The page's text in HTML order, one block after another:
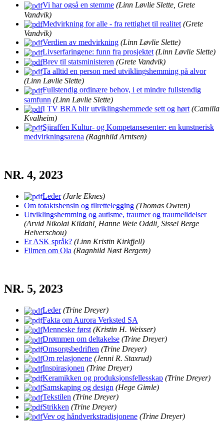
Vi har også en stemme (Linn Løvlie Slette, Grete
Vandvik)
Medvirkning for alle - fra rettighet til realitet (Grete
Vandvik)
Verdien av medvirkning (Linn Løvlie Slette)
Livserfaringene: funn fra prosjektet (Linn Løvlie Slette)
Brev til statsministeren (Grete Vandvik)
Ta alltid en person med utviklingshemming på alvor
(Linn Løvlie Slette)
Fullstendig ordinære behov, i et mindre fullstendig
samfunn (Linn Løvlie Slette)
I TV BRA blir utviklingshemmede sett og hørt (Camilla
Kvalheim)
Sjiraffen Kultur- og Kompetansesenter: en kunstnerisk
medvirkningsarena (Ragnhild Arntsen)
NR. 4, 2023
Leder(Jarle Eknes)
Om totaktsbensin og tilrettelegging (Thomas Owren)
Utviklingshemming og autisme, traumer og traumelidelser
(Arvid Nikolai Kildahl, Hanne Weie Oddli, Sissel Berge
Helverschou)
Er ASK språk? (Linn Kristin Kirkfjell)
Filmen om Ola (Ragnhild Nøst Bergem)
NR. 5, 2023
Leder(Trine Dreyer)
Fakta om Aurora Verksted SA
Menneske først (Kristin H. Weisser)
Drømmen om deltakelse (Trine Dreyer)
Omsorgsbedriften (Trine Dreyer)
Om relasjonene (Jenni R. Staxrud)
Inspirasjonen (Trine Dreyer)
Keramikken og produksjonsfellesskap (Trine Dreyer)
Samskaping og design (Hege Gimle)
Tekstilen (Trine Dreyer)
Strikken (Trine Dreyer)
Vev og håndverkstradisjonene (Trine Dreyer)